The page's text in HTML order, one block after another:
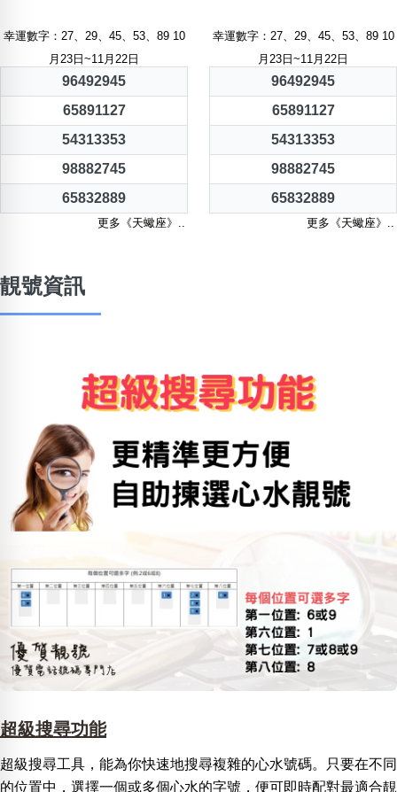
幸運數字：27、29、45、53、89 10
月23日~11月22日
96492945
65891127
54313353
98882745
65832889
更多《天蠍座》..
幸運數字：27、29、45、53、89 10
月23日~11月22日
96492945
65891127
54313353
98882745
65832889
更多《天蠍座》..
靚號資訊
超級搜尋功能
超級搜尋工具，能為你快速地搜尋複雜的心水號碼。只要在不同
的位置中，選擇一個或多個心水的字號，便可即時配對最適合靚